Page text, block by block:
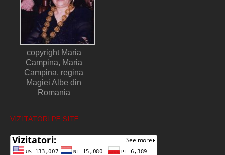
copyright Maria
Campina, Maria
Campina, regina
Magiei Albe din
Romania
VIZITATORI PE SITE